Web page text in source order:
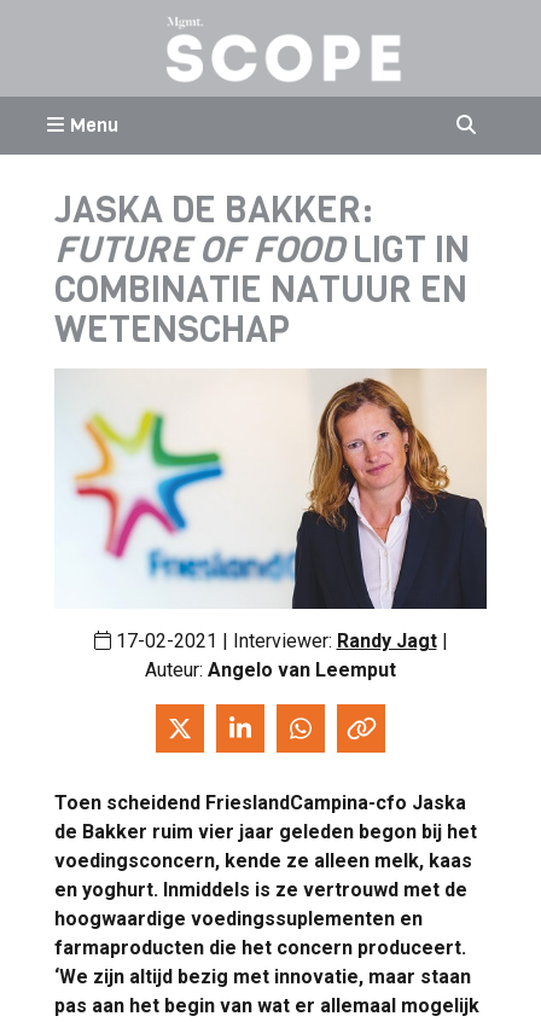
Menu
JASKA DE BAKKER:
FUTURE OF FOODLIGT IN
COMBINATIE NATUUR EN
WETENSCHAP
17-02-2021 | Interviewer: Randy Jagt
Auteur: Angelo van Leemput
Toen scheidend FrieslandCampina-cfo Jaska
de Bakker ruim vier jaar geleden begon bij het
voedingsconcern, kende ze alleen melk, kaas
en yoghurt. Inmiddels is ze vertrouwd met de
hoogwaardige voedingssuplementen en
farmaproducten die het concern produceert.
‘We zijn altijd bezig met innovatie, maar staan
pas aan het begin van wat er allemaal mogelijk